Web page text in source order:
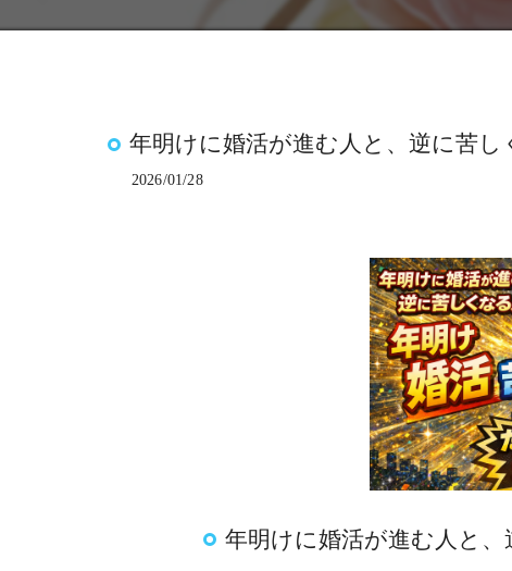
年明けに婚活が進む人と、逆に苦
2026/01/28
年明けに婚活が進む人と